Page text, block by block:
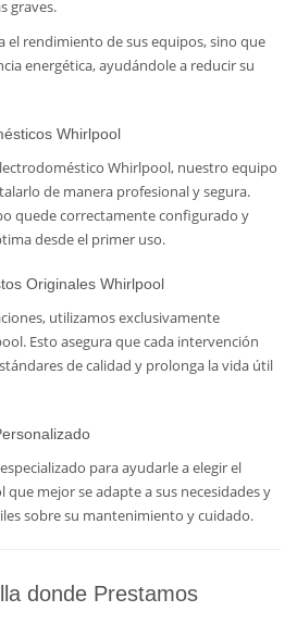
graves.
el rendimiento de sus equipos, sino que
energética, ayudándole a reducir su
Whirlpool
Whirlpool, nuestro equipo
de manera profesional y segura.
quede correctamente configurado y
desde el primer uso.
Originales Whirlpool
utilizamos exclusivamente
Esto asegura que cada intervención
de calidad y prolonga la vida útil
para ayudarle a elegir el
mejor se adapte a sus necesidades y
sobre su mantenimiento y cuidado.
donde Prestamos